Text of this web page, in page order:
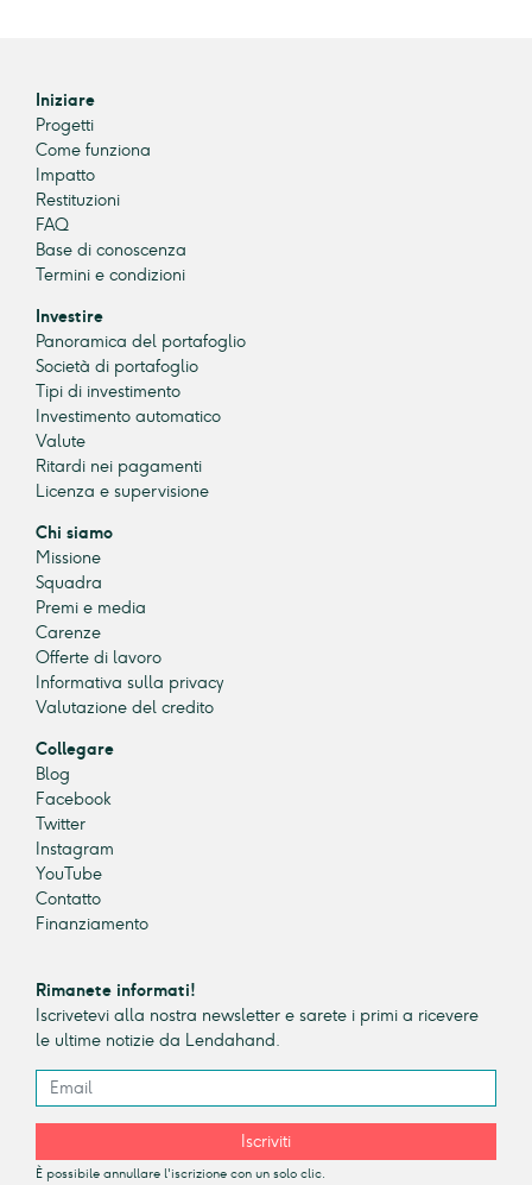
Iniziare
Progetti
Come funziona
Impatto
Restituzioni
FAQ
Base di conoscenza
Termini e condizioni
Investire
Panoramica del portafoglio
Società di portafoglio
Tipi di investimento
Investimento automatico
Valute
Ritardi nei pagamenti
Licenza e supervisione
Chi siamo
Missione
Squadra
Premi e media
Carenze
Offerte di lavoro
Informativa sulla privacy
Valutazione del credito
Collegare
Blog
Facebook
Twitter
Instagram
YouTube
Contatto
Finanziamento
Rimanete informati!
Iscrivetevi alla nostra newsletter e sarete i primi a ricevere
le ultime notizie da Lendahand.
Iscriviti
È possibile annullare l'iscrizione con un solo clic.